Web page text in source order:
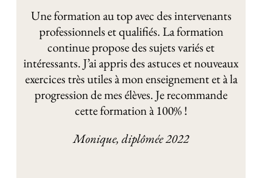
Une formation au top avec des intervenants
professionnels et qualifiés. La formation
continue propose des sujets variés et
intéressants. J’ai appris des astuces et nouveaux
exercices très utiles à mon enseignement et à la
progression de mes élèves. Je recommande
cette formation à 100% !
Monique, diplômée 2022